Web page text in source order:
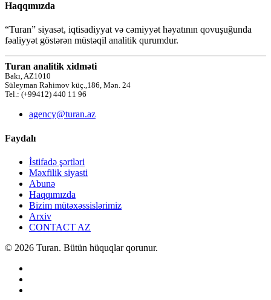
Haqqımızda
“Turan” siyasət, iqtisadiyyat və cəmiyyət həyatının qovuşuğunda
fəaliyyət göstərən müstəqil analitik qurumdur.
Turan analitik xidməti
Bakı, AZ1010
Süleyman Rəhimov küç.,186, Mən. 24
Tel.: (+99412) 440 11 96
agency@turan.az
Faydalı
İstifadə şərtləri
Məxfilik siyasti
Abunə
Haqqımızda
Bizim mütəxəssislərimiz
Arxiv
CONTACT AZ
© 2026 Turan. Bütün hüquqlar qorunur.